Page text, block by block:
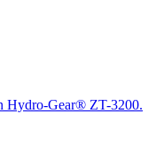
Hydro-Gear® ZT-3200.